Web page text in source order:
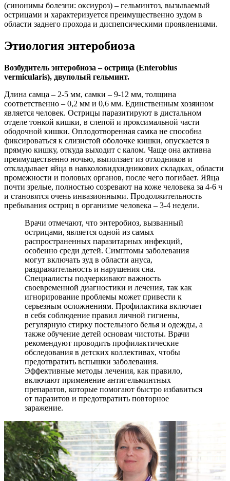
(синонимы болезни: оксиуроз) – гельминтоз, вызываемый
острицами и характеризуется преимущественно зудом в
области заднего прохода и диспепсическими проявлениями.
Этиология энтеробиоза
Возбудитель энтеробиоза – острица (Enterobius
vermicularis), двуполый гельминт.
Длина самца – 2-5 мм, самки – 9-12 мм, толщина
соответственно – 0,2 мм и 0,6 мм. Единственным хозяином
является человек. Острицы паразитируют в дистальном
отделе тонкой кишки, в слепой и проксимальной части
ободочной кишки. Оплодотворенная самка не способна
фиксироваться к слизистой оболочке кишки, опускается в
прямую кишку, откуда выходит с калом. Чаще она активна
преимущественно ночью, выползает из отходников и
откладывает яйца в навколовидхидникових складках, области
промежности и половых органов, после чего погибает. Яйца
почти зрелые, полностью созревают на коже человека за 4-6 ч
и становятся очень инвазионными. Продолжительность
пребывания остриц в организме человека – 3-4 недели.
Врачи отмечают, что энтеробиоз, вызванный
острицами, является одной из самых
распространенных паразитарных инфекций,
особенно среди детей. Симптомы заболевания
могут включать зуд в области ануса,
раздражительность и нарушения сна.
Специалисты подчеркивают важность
своевременной диагностики и лечения, так как
игнорирование проблемы может привести к
серьезным осложнениям. Профилактика включает
в себя соблюдение правил личной гигиены,
регулярную стирку постельного белья и одежды, а
также обучение детей основам чистоты. Врачи
рекомендуют проводить профилактические
обследования в детских коллективах, чтобы
предотвратить вспышки заболевания.
Эффективные методы лечения, как правило,
включают применение антигельминтных
препаратов, которые помогают быстро избавиться
от паразитов и предотвратить повторное
заражение.